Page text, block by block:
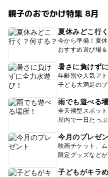
親子のおでかけ特集 8月
夏休みどこ行
今から準備！夏
おすすめ遊び場
暑さに負けず
年齢別や人気ア
子ども大満足の
雨でも遊べる
全天候型スポッ
屋内で一日たっ
今月のプレゼ
映画チケット、
限定グッズなどが
子どもがキラ